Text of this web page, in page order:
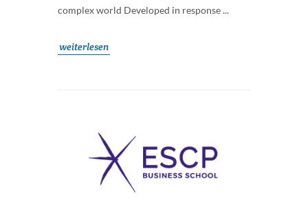
complex world Developed in response ...
weiterlesen